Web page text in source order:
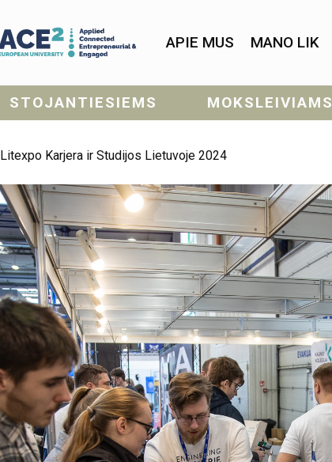
APIE MUS MANO LIK
STOJANTIESIEMS MOKSLEIVIAMS
Litexpo Karjera ir Studijos Lietuvoje 2024